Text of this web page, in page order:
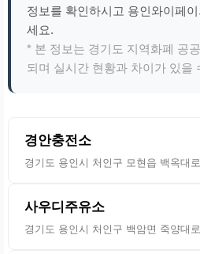
정보를 확인하시고 용인와이페
세요.
* 본 정보는 경기도 지역화폐 공
되며 실시간 현황과 차이가 있을
경안충전소
경기도 용인시 처인구 모현읍 백옥대
사우디주유소
경기도 용인시 처인구 백암면 죽양대